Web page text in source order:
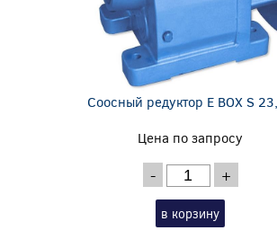
Соосный редуктор E BOX S
Цена по запросу
- +
в корзину